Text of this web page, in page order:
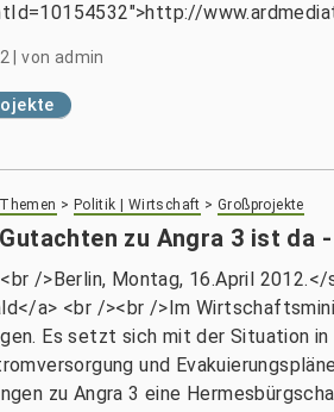
|von admin
Themen > Politik | Wirtschaft >Großprojekte
zu Angra 3 ist
/>Berlin, Montag, 16.April
a> <br /><br />Im
Es setzt sich mit der Situation
und
zu Angra 3 eine